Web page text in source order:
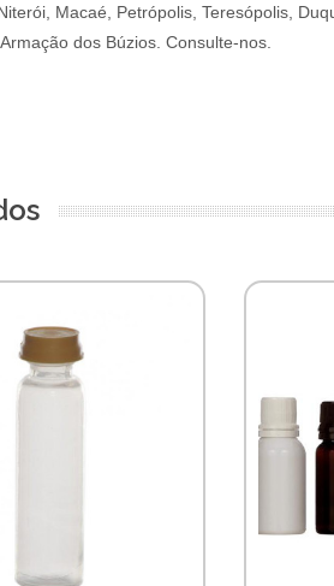
Macaé, Petrópolis, Teresópolis,
dos Búzios. Consulte-nos.